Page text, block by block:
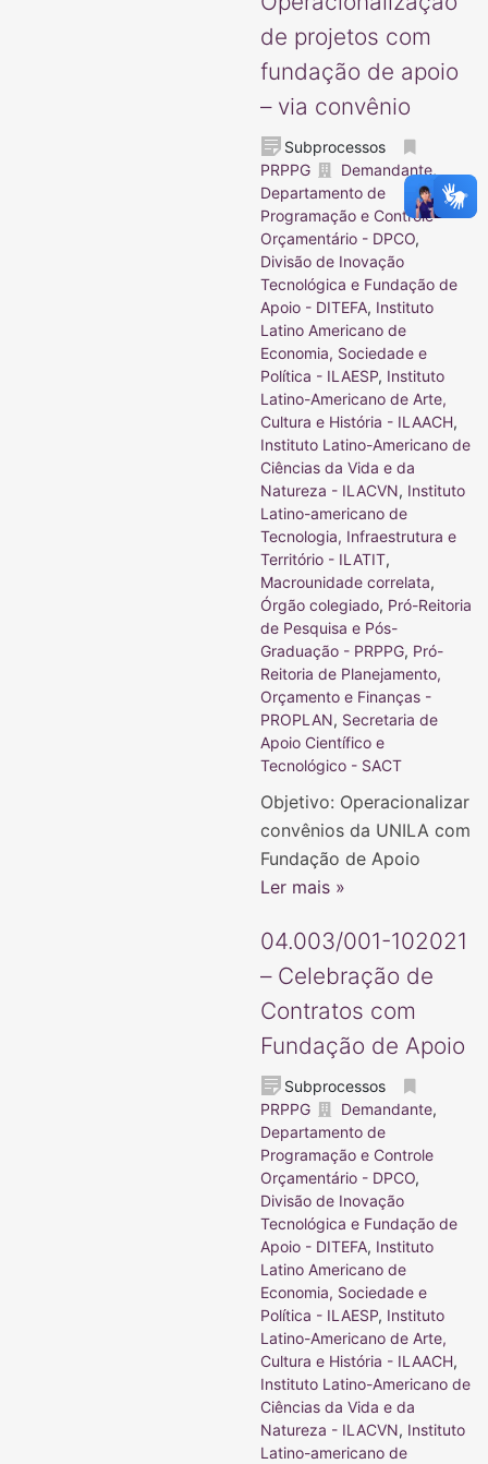
de projetos com
fundação de apoio
– via convênio
Subprocessos
PRPPG
Demandante,
Departamento de
Programação e Controle
Orçamentário - DPCO,
Divisão de Inovação
Tecnológica e Fundação de
Apoio - DITEFA, Instituto
Latino Americano de
Economia, Sociedade e
Política - ILAESP, Instituto
Latino-Americano de Arte,
Cultura e História - ILAACH,
Instituto Latino-Americano de
Ciências da Vida e da
Natureza - ILACVN, Instituto
Latino-americano de
Tecnologia, Infraestrutura e
Território - ILATIT,
Macrounidade correlata,
Órgão colegiado, Pró-Reitoria
de Pesquisa e Pós-
Graduação - PRPPG, Pró-
Reitoria de Planejamento,
Orçamento e Finanças -
PROPLAN, Secretaria de
Apoio Científico e
Tecnológico - SACT
Objetivo: Operacionalizar
convênios da UNILA com
Fundação de Apoio
Ler mais »
04.003/001-102021
– Celebração de
Contratos com
Fundação de Apoio
Subprocessos
PRPPG
Demandante,
Departamento de
Programação e Controle
Orçamentário - DPCO,
Divisão de Inovação
Tecnológica e Fundação de
Apoio - DITEFA, Instituto
Latino Americano de
Economia, Sociedade e
Política - ILAESP, Instituto
Latino-Americano de Arte,
Cultura e História - ILAACH,
Instituto Latino-Americano de
Ciências da Vida e da
Natureza - ILACVN, Instituto
Latino-americano de